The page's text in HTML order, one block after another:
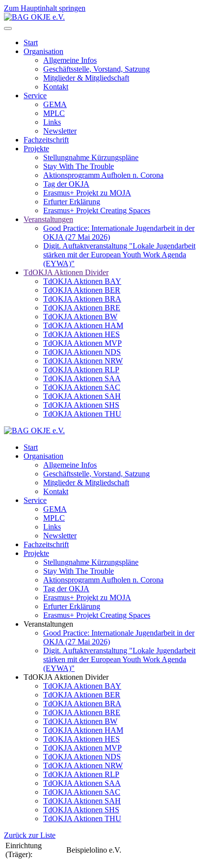
Zum Hauptinhalt springen
Start
Organisation
Allgemeine Infos
Geschäftsstelle, Vorstand, Satzung
Mitglieder & Mitgliedschaft
Kontakt
Service
GEMA
MPLC
Links
Newsletter
Fachzeitschrift
Projekte
Stellungnahme Kürzungspläne
Stay With The Trouble
Aktionsprogramm Aufholen n. Corona
Tag der OKJA
Erasmus+ Projekt zu MOJA
Erfurter Erklärung
Erasmus+ Projekt Creating Spaces
Veranstaltungen
Good Practice: Internationale Jugendarbeit in der
OKJA (27 Mai 2026)
Digit. Auftaktveranstaltung "Lokale Jugendarbeit
stärken mit der European Youth Work Agenda
(EYWA)"
TdOKJA Aktionen Divider
TdOKJA Aktionen BAY
TdOKJA Aktionen BER
TdOKJA Aktionen BRA
TdOKJA Aktionen BRE
TdOKJA Aktionen BW
TdOKJA Aktionen HAM
TdOKJA Aktionen HES
TdOKJA Aktionen MVP
TdOKJA Aktionen NDS
TdOKJA Aktionen NRW
TdOKJA Aktionen RLP
TdOKJA Aktionen SAA
TdOKJA Aktionen SAC
TdOKJA Aktionen SAH
TdOKJA Aktionen SHS
TdOKJA Aktionen THU
Start
Organisation
Allgemeine Infos
Geschäftsstelle, Vorstand, Satzung
Mitglieder & Mitgliedschaft
Kontakt
Service
GEMA
MPLC
Links
Newsletter
Fachzeitschrift
Projekte
Stellungnahme Kürzungspläne
Stay With The Trouble
Aktionsprogramm Aufholen n. Corona
Tag der OKJA
Erasmus+ Projekt zu MOJA
Erfurter Erklärung
Erasmus+ Projekt Creating Spaces
Veranstaltungen
Good Practice: Internationale Jugendarbeit in der
OKJA (27 Mai 2026)
Digit. Auftaktveranstaltung "Lokale Jugendarbeit
stärken mit der European Youth Work Agenda
(EYWA)"
TdOKJA Aktionen Divider
TdOKJA Aktionen BAY
TdOKJA Aktionen BER
TdOKJA Aktionen BRA
TdOKJA Aktionen BRE
TdOKJA Aktionen BW
TdOKJA Aktionen HAM
TdOKJA Aktionen HES
TdOKJA Aktionen MVP
TdOKJA Aktionen NDS
TdOKJA Aktionen NRW
TdOKJA Aktionen RLP
TdOKJA Aktionen SAA
TdOKJA Aktionen SAC
TdOKJA Aktionen SAH
TdOKJA Aktionen SHS
TdOKJA Aktionen THU
Zurück zur Liste
Einrichtung
(Träger):
Beispielolino e.V.